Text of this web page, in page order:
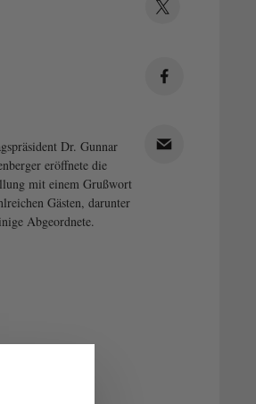
Dr. Gunnar
eröffnete die
mit einem Grußwort
Gästen, darunter
Abgeordnete.